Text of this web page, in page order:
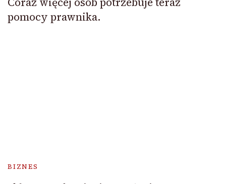
pomocy prawnika.
BIZNES